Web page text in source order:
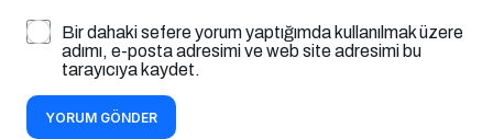
Bir dahaki sefere yorum yaptığımda kullanılmak üzere
adımı, e-posta adresimi ve web site adresimi bu
tarayıcıya kaydet.
YORUM GÖNDER